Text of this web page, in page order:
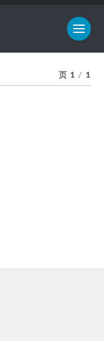
页 1 / 1